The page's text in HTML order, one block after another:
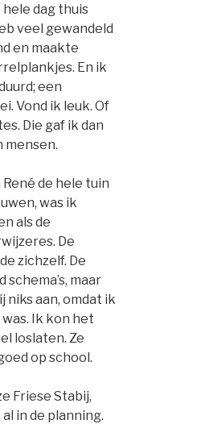
hele dag thuis
veel gewandeld
en maakte
En ik
een
Vond ik leuk. Of
Die gaf ik dan
mensen.
de hele tuin
was ik
als de
De
zichzelf. De
schema’s, maar
niks aan, omdat ik
Ik kon het
loslaten. Ze
op school.
Friese Stabij,
in de planning.